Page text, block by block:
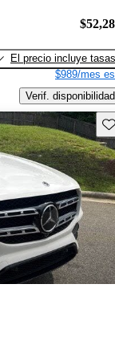
El precio incluye tasas
$989/mes
Verif. disponibilidad